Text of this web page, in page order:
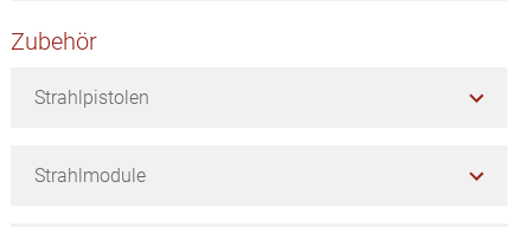
Zubehör
Strahlpistolen
Strahlmodule